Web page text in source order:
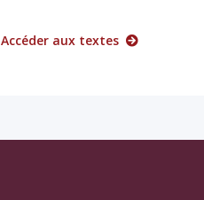
Accéder aux textes